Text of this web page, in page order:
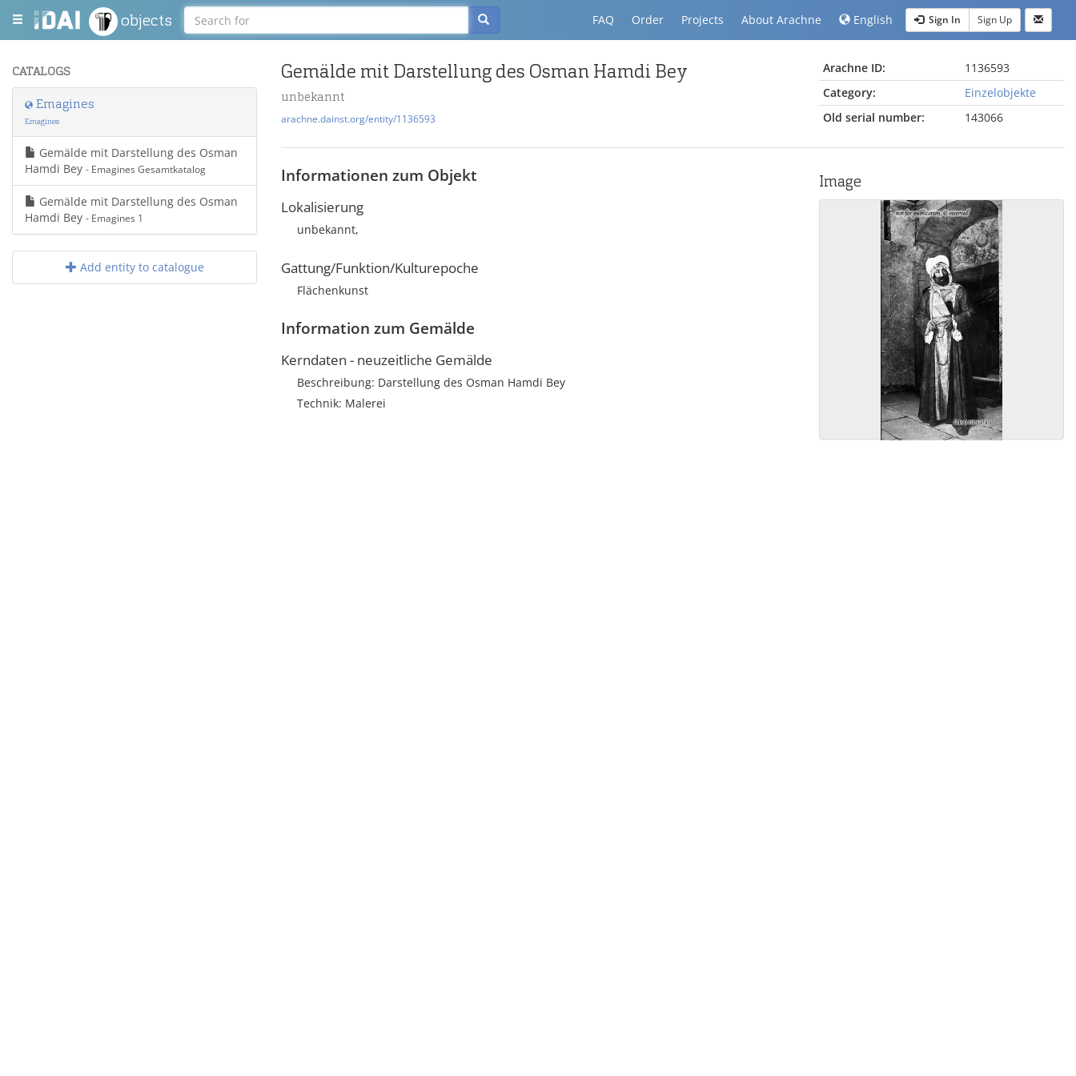
objects FAQ Order Projects About Arachne English Sign In Sign Up
CATALOGS
Emagines
Emagines
Gemälde mit Darstellung des Osman
Hamdi Bey - Emagines Gesamtkatalog
Gemälde mit Darstellung des Osman
Hamdi Bey - Emagines 1
Add entity to catalogue
Gemälde mit Darstellung des Osman Hamdi Bey
unbekannt
arachne.dainst.org/entity/1136593
Arachne ID:
1136593
Category:
Einzelobjekte
Old serial number:
143066
Informationen zum Objekt
Lokalisierung
unbekannt,
Gattung/Funktion/Kulturepoche
Flächenkunst
Information zum Gemälde
Kerndaten - neuzeitliche Gemälde
Beschreibung: Darstellung des Osman Hamdi Bey
Technik: Malerei
Image